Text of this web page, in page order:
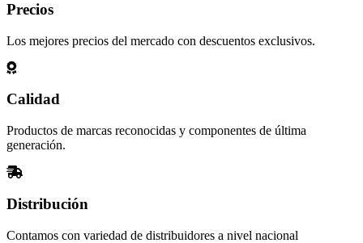
Precios
Los mejores precios del mercado con descuentos exclusivos.
Calidad
Productos de marcas reconocidas y componentes de última
generación.
Distribución
Contamos con variedad de distribuidores a nivel nacional